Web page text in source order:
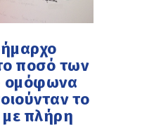
ποσό των
ομόφωνα
το
πλήρη